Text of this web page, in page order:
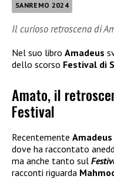
SANREMO 2024
Il curioso retroscena di
Nel suo libro Amadeus
dello scorso Festival di
Amato, il
Festival
Recentemente Amadeus
dove ha raccontato
ma anche tanto sul
racconti riguarda